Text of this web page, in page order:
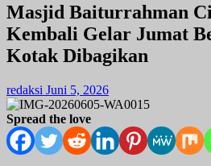
Masjid Baiturrahman
Kembali Gelar Jumat
Kotak Dibagikan
redaksi Juni 5, 2026
Spread the love